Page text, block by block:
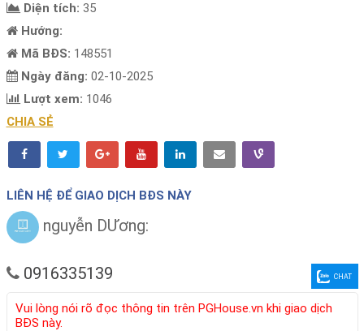
Diện tích: 35
Hướng:
Mã BĐS: 148551
Ngày đăng: 02-10-2025
Lượt xem: 1046
CHIA SẺ
LIÊN HỆ ĐỂ GIAO DỊCH BĐS NÀY
nguyễn DƯơng:
0916335139 CHAT
Vui lòng nói rõ đọc thông tin trên PGHouse.vn khi giao dịch
BĐS này.